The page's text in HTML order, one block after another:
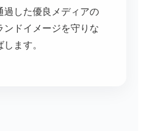
過した優良メディアの
ンドイメージを守りな
ます。